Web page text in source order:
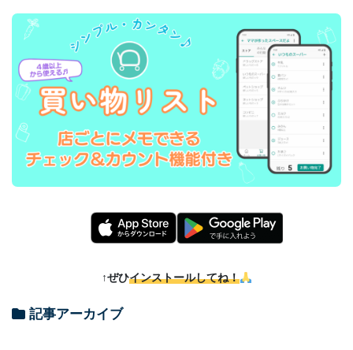
↑ぜひインストールしてね！
記事アーカイブ